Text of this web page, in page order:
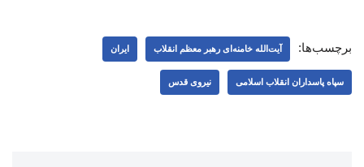
برچسب‌ها: آیت‌الله خامنه‌ای رهبر معظم انقلاب ایران
سپاه پاسداران انقلاب اسلامی نیروی قدس